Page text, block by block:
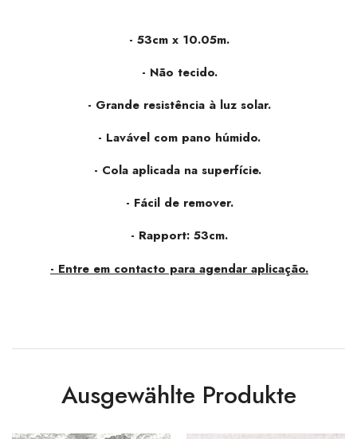
- 53cm x 10.05m.
- Não tecido.
- Grande resistência à luz solar.
- Lavável com pano húmido.
- Cola aplicada na superfície.
- Fácil de remover.
- Rapport: 53cm.
- Entre em contacto para agendar aplicação.
Ausgewählte Produkte